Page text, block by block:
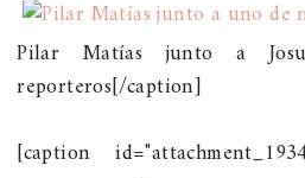
Pilar Matías junto a
reporteros[/caption]
[caption